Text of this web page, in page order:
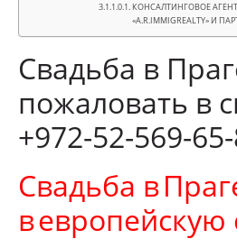
КОНСАЛТИНГОВОЕ
«A.R.IMMIGREALTY» И
Свадьба в
пожаловать в
+972-52-569-
Свадьба в
в европейскую